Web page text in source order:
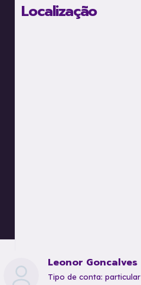
Localização
Leonor Goncalves
tipo de conta: particular